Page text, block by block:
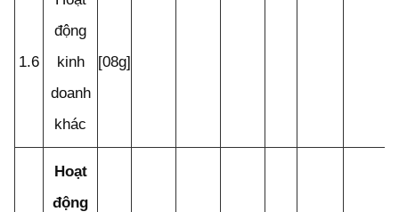
1.6
động
kinh
doanh
khác
[08g]
Hoạt
động